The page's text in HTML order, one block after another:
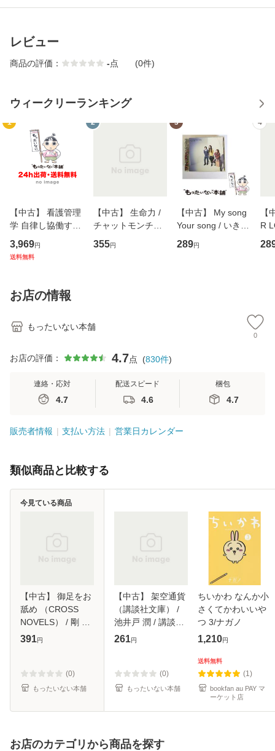
レビュー
商品の評価： -点 (0件)
ウィークリーランキング
1
【中古】 看護管理
学 自律し協働する
専門職の看護マネ
ジメントスキル 改
恵 藤本幸三 / 南江
堂 [単行
3,969円
送料無料
2
【中古】 生命力 /
チャットモンチー /
キューンレコード
[CD]【メール便送
355円
3
【中古】 My song
Your song / いきも
のがかり / [CD]
【メール便送料無
289円
4
【
R
産
お店の情報
もったいない本舗
0
お店の評価： 4.7点 (830件)
連絡・応対
4.7
配送スピード
4.6
梱包
4.7
販売者情報 支払い方法 営業日カレンダー
類似商品と比較する
【中古】 御足をお
舐め （CROSS
NOVELS） / 剛 し
いら / 笠倉出版社
391円
(0)
もったいない本舗
今見ている商品
【中古】 架空通貨
（講談社文庫） /
池井戸 潤 / 講談社
[文庫]【メール便送
261円
(0)
もったいない本舗
ちいかわ なんか小
さくてかわいいや
つ 3/ナガノ
1,210円
送料無料
(1)
bookfan au PAY マ
ーケット店
お店のカテゴリから商品を探す